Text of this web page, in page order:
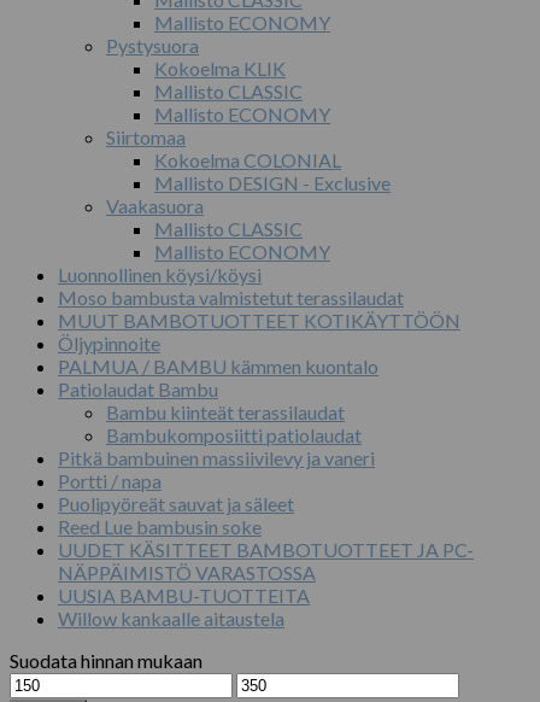
Mallisto ECONOMY
Pystysuora
Kokoelma KLIK
Mallisto CLASSIC
Mallisto ECONOMY
Siirtomaa
Kokoelma COLONIAL
Mallisto DESIGN - Exclusive
Vaakasuora
Mallisto CLASSIC
Mallisto ECONOMY
Luonnollinen köysi/köysi
Moso bambusta valmistetut terassilaudat
MUUT BAMBOTUOTTEET KOTIKÄYTTÖÖN
Öljypinnoite
PALMUA / BAMBU kämmen kuontalo
Patiolaudat Bambu
Bambu kiinteät terassilaudat
Bambukomposiitti patiolaudat
Pitkä bambuinen massiivilevy ja vaneri
Portti / napa
Puolipyöreät sauvat ja säleet
Reed Lue bambusin soke
UUDET KÄSITTEET BAMBOTUOTTEET JA PC-
NÄPPÄIMISTÖ VARASTOSSA
UUSIA BAMBU-TUOTTEITA
Willow kankaalle aitaustela
Suodata hinnan mukaan
Minimihinta
Maksimihinta